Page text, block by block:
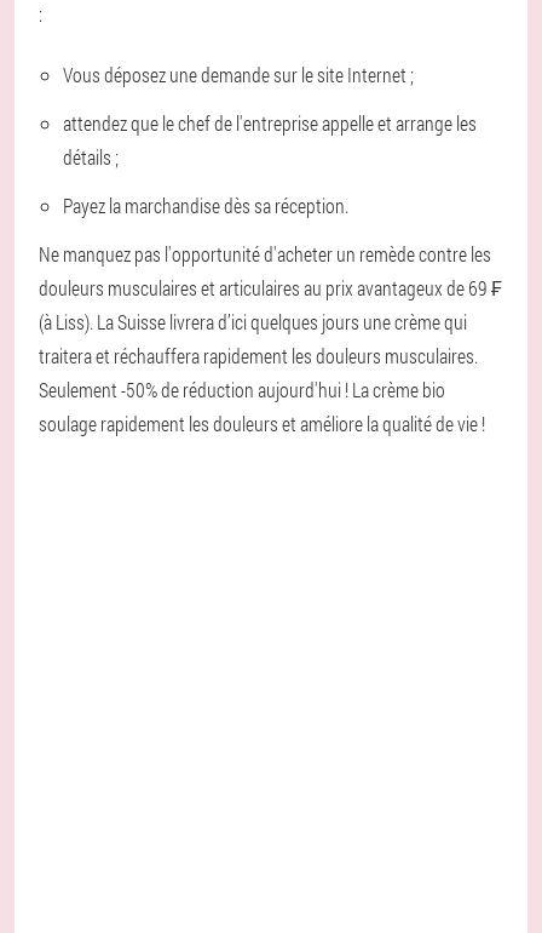
:
Vous déposez une demande sur le site Internet ;
attendez que le chef de l'entreprise appelle et arrange les
détails ;
Payez la marchandise dès sa réception.
Ne manquez pas l'opportunité d'acheter un remède contre les
douleurs musculaires et articulaires au prix avantageux de 69 ₣
(à Liss). La Suisse livrera d’ici quelques jours une crème qui
traitera et réchauffera rapidement les douleurs musculaires.
Seulement -50% de réduction aujourd'hui ! La crème bio
soulage rapidement les douleurs et améliore la qualité de vie !